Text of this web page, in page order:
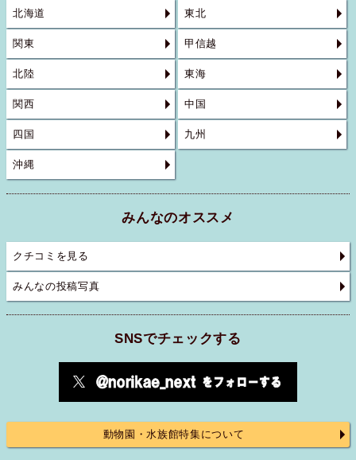
北海道 東北
関東 甲信越
北陸 東海
関西 中国
四国 九州
沖縄
みんなのオススメ
クチコミを見る
みんなの投稿写真
SNSでチェックする
動物園・水族館特集について